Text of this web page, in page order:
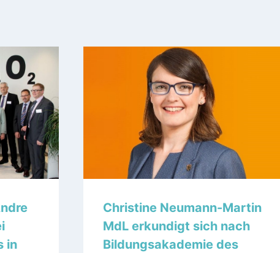
in
Christine Neumann-Martin
MdL erkundigt sich nach
Bildungsakademie des